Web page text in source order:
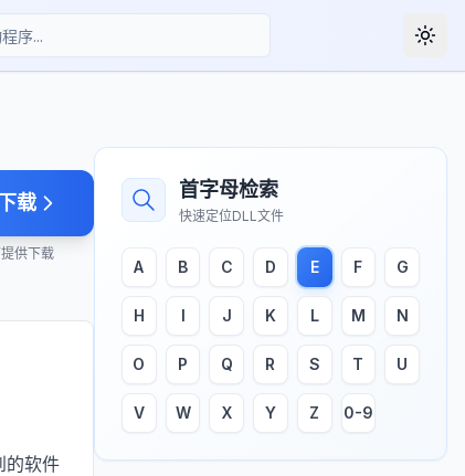
载
供下载
的软件
首字母检索
快速定位DLL文件
A B C D E F G
H I J K L M N
O P Q R S T U
V W X Y Z 0-9